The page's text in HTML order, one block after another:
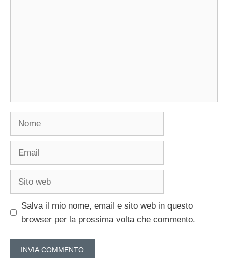
Salva il mio nome, email e sito web in questo
browser per la prossima volta che commento.